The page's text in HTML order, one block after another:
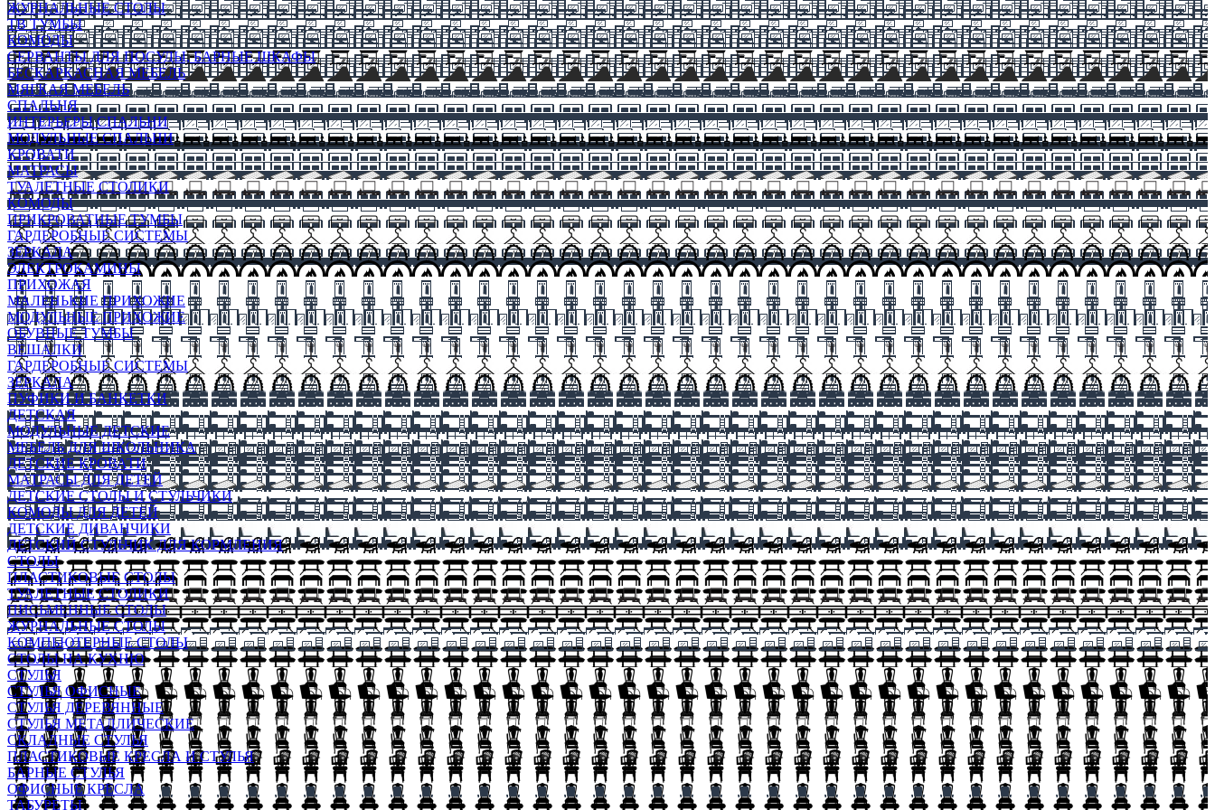
ЖУРНАЛЬНЫЕ СТОЛЫ
ТВ ТУМБЫ
КОМОДЫ
СЕРВАНТЫ ДЛЯ ПОСУДЫ, БАРНЫЕ ШКАФЫ
БЕСКАРКАСНАЯ МЕБЕЛЬ
МЯГКАЯ МЕБЕЛЬ
СПАЛЬНЯ
ИНТЕРЬЕРЫ СПАЛЬНИ
МОДУЛЬНЫЕ СПАЛЬНИ
КРОВАТИ
МАТРАСЫ
ТУАЛЕТНЫЕ СТОЛИКИ
КОМОДЫ
ПРИКРОВАТНЫЕ ТУМБЫ
ГАРДЕРОБНЫЕ СИСТЕМЫ
ЗЕРКАЛА
ЭЛЕКТРОКАМИНЫ
ПРИХОЖАЯ
МАЛЕНЬКИЕ ПРИХОЖИЕ
МОДУЛЬНЫЕ ПРИХОЖИЕ
ОБУВНЫЕ ТУМБЫ
ВЕШАЛКИ
ГАРДЕРОБНЫЕ СИСТЕМЫ
ЗЕРКАЛА
ПУФИКИ И БАНКЕТКИ
ДЕТСКАЯ
МОДУЛЬНЫЕ ДЕТСКИЕ
МЕБЕЛЬ ДЛЯ ШКОЛЬНИКА
ДЕТСКИЕ КРОВАТИ
МАТРАСЫ ДЛЯ ДЕТЕЙ
ДЕТСКИЕ СТОЛЫ И СТУЛЬЧИКИ
КОМОДЫ ДЛЯ ДЕТЕЙ
ДЕТСКИЕ ДИВАНЧИКИ
ДЕТСКИЙ СТУЛЬЧИК ДЛЯ КОРМЛЕНИЯ
СТОЛЫ
ПЛАСТИКОВЫЕ СТОЛЫ
ТУАЛЕТНЫЕ СТОЛИКИ
ПИСЬМЕННЫЕ СТОЛЫ
ЖУРНАЛЬНЫЕ СТОЛЫ
КОМПЬЮТЕРНЫЕ СТОЛЫ
СТОЛЫ НА КУХНЮ
СТУЛЬЯ
СТУЛЬЯ ОФИСНЫЕ
СТУЛЬЯ ДЕРЕВЯННЫЕ
СТУЛЬЯ МЕТАЛЛИЧЕСКИЕ
СКЛАДНЫЕ СТУЛЬЯ
ПЛАСТИКОВЫЕ КРЕСЛА И СТУЛЬЯ
БАРНЫЕ СТУЛЬЯ
ОФИСНЫЕ КРЕСЛА
ТАБУРЕТЫ